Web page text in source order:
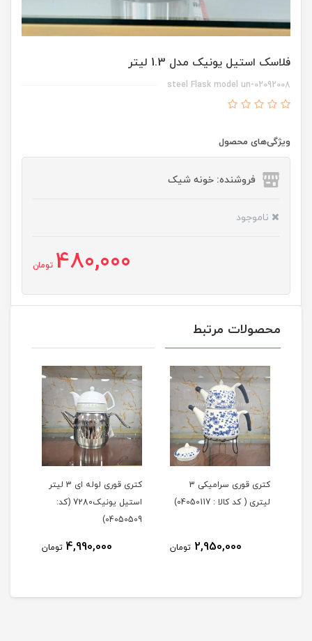
فلاسک استیل یونیک مدل 1.3 لیتر
steel Flask model un-02092008
ویژگی‌های محصول
فروشنده: خونه شیک
ناموجود
480,000 تومان
محصولات مرتبط
کتری قوری سرامیکی 3
لیتری ( کد کالا : 04050117)
2,950,000 تومان
کتری قوری لوله ای 3 لیتر
استیل یونیک7280 (کد:
04050509)
4,990,000 تومان